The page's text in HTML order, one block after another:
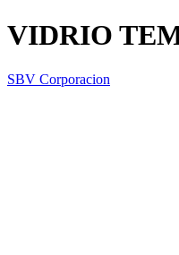
VIDRIO
SBV Corporacion